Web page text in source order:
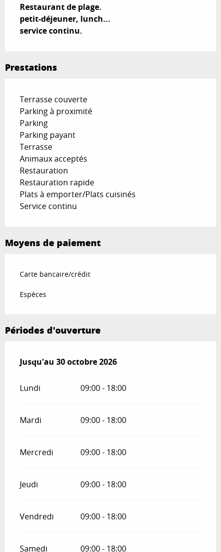
Restaurant de plage.
petit-déjeuner, lunch...
service continu.
Prestations
Terrasse couverte
Parking à proximité
Parking
Parking payant
Terrasse
Animaux acceptés
Restauration
Restauration rapide
Plats à emporter/Plats cuisinés
Service continu
Moyens de paiement
Carte bancaire/crédit
Espèces
Périodes d'ouverture
Du1 juillet 2026au30 octobre 2026
Jusqu'au 30 octobre 2026
Lundi 09:00 - 18:00
Mardi 09:00 - 18:00
Mercredi 09:00 - 18:00
Jeudi 09:00 - 18:00
Vendredi 09:00 - 18:00
Samedi 09:00 - 18:00